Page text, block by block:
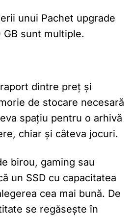
unui Pachet upgrade
GB sunt multiple.
dintre preț și
de stocare necesară
spațiu pentru o arhivă
chiar și câteva jocuri.
birou, gaming sau
un SSD cu capacitatea
cea mai bună. De
se regăsește în